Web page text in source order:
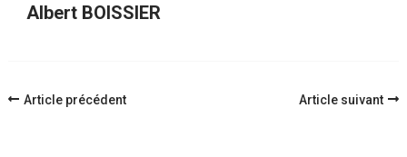
Albert BOISSIER
Navigation
Article précédent Article suivant